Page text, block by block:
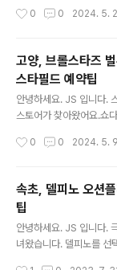
래 신청 방법을 따라 회원
매가 가능했습니다. 장소
선착순 발급도 행사 중간
부스에서 구입하려고 갔
오전 9시에 배부가 끝났
디에 써 붙여 놓던가 해
시간에 맞춰 부스 앞에 갔
문 분수대 앞이야!즐거운
0 0 2024. 5.
고양, 브롤스타즈
스타필드 예약팁
안녕하세요. JS 입니다.
스토어가 찾아왔어요.쇼
타필드 예약팁 사전 예약
1시간입니다. 고양은 끝
공하세요.스타필드 고양
다. 이상하다 싶어 1분을
약 대기대기순번
2264 12분이 지나도 16
0 0 2024. 5.
속초, 델피노 오션
팁
안녕하세요. JS 입니다.
녀왔습니다. 델피노를 선